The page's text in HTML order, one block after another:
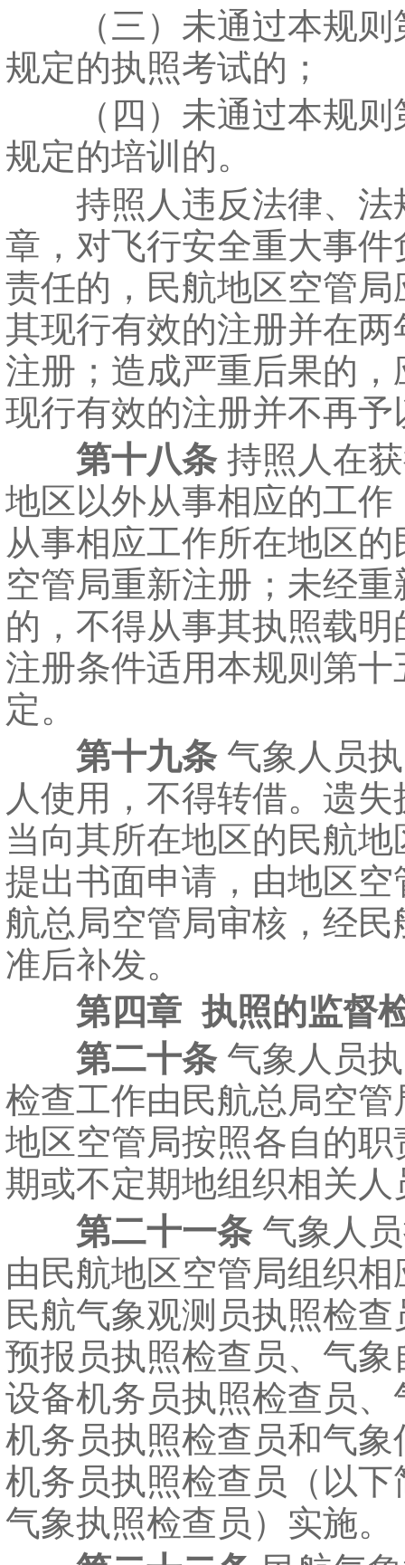
（三）未通过本规则
规定的执照考试的；
（四）未通过本规则
规定的培训的。
持照人违反法律、法
章，对飞行安全重大事件
责任的，民航地区空管局
其现行有效的注册并在两
注册；造成严重后果的，
现行有效的注册并不再予
第十八条持照人在
地区以外从事相应的工作
从事相应工作所在地区的
空管局重新注册；未经重
的，不得从事其执照载明
注册条件适用本规则第十
定。
第十九条气象人员
人使用，不得转借。遗
当向其所在地区的民航地
提出书面申请，由地区空
航总局空管局审核，经民
准后补发。
第四章 执照的监督
第二十条气象人员
检查工作由民航总局空管
地区空管局按照各自的职
期或不定期地组织相关人
第二十一条气象人
由民航地区空管局组织相
民航气象观测员执照检
预报员执照检查员、气象
设备机务员执照检查员、
机务员执照检查员和气象
机务员执照检查员（以下
气象执照检查员）实施。